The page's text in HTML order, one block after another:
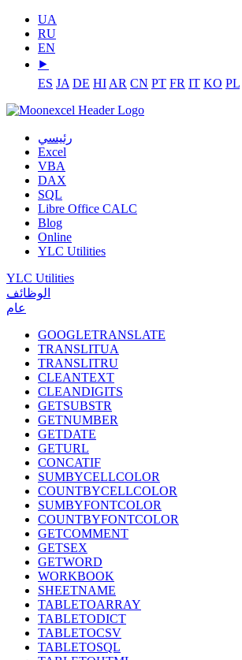
UA
RU
EN
⯈
ES JA DE HI AR CN PT FR IT KO PL
رئيسي
Excel
VBA
DAX
SQL
Libre Office CALC
Blog
Online
YLC Utilities
YLC Utilities
الوظائف
عام
GOOGLETRANSLATE
TRANSLITUA
TRANSLITRU
CLEANTEXT
CLEANDIGITS
GETSUBSTR
GETNUMBER
GETDATE
GETURL
CONCATIF
SUMBYCELLCOLOR
COUNTBYCELLCOLOR
SUMBYFONTCOLOR
COUNTBYFONTCOLOR
GETCOMMENT
GETSEX
GETWORD
WORKBOOK
SHEETNAME
TABLETOARRAY
TABLETODICT
TABLETOCSV
TABLETOSQL